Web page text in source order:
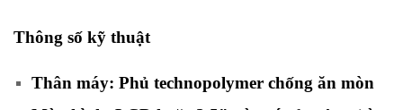
Thông số kỹ thuật
Thân máy: Phủ technopolymer chống ăn mòn